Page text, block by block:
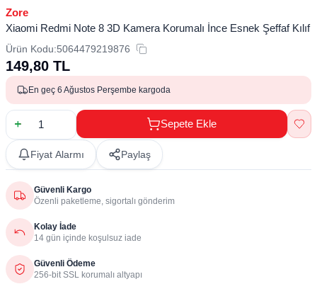
Zore
Xiaomi Redmi Note 8 3D Kamera Korumalı İnce Esnek Şeffaf Kılıf
Ürün Kodu:5064479219876
149,80 TL
En geç 6 Ağustos Perşembe kargoda
Sepete Ekle
Fiyat Alarmı Paylaş
Güvenli Kargo
Özenli paketleme, sigortalı gönderim
Kolay İade
14 gün içinde koşulsuz iade
Güvenli Ödeme
256-bit SSL korumalı altyapı